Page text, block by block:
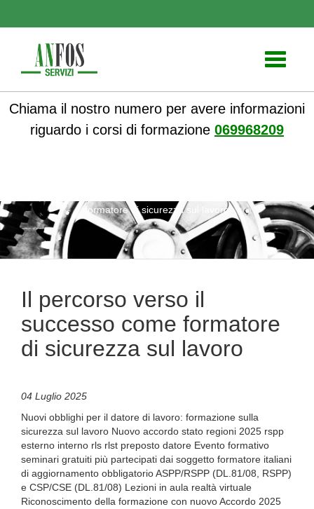
Toggle
Chiama il nostro numero per avere informazioni
riguardo i corsi di formazione 069968209
formatore di sicurezza sul lavoro
Il percorso verso il
successo come formatore
di sicurezza sul lavoro
04 Luglio 2025
Nuovi obblighi per il datore di lavoro: formazione sulla
sicurezza sul lavoro Nuovo accordo stato regioni 2025 rspp
esterno interno rls rlst preposto datore Evento formativo
seminari gratuiti più partecipati dai soggetto formatore italiani
di aggiornamento obbligatorio ASPP/RSPP (DL.81/08, RSPP)
e CSP/CSE (DL.81/08) Lezioni in aula realtà virtuale
Riconoscimento della formazione con nuovo Accordo 2025